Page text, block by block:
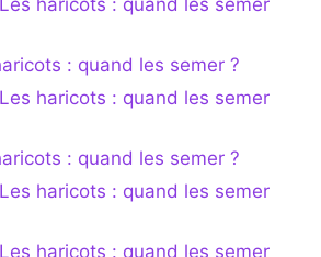
Les haricots : quand les semer
: quand les semer ?
Les haricots : quand les semer
: quand les semer ?
Les haricots : quand les semer
Les haricots : quand les semer